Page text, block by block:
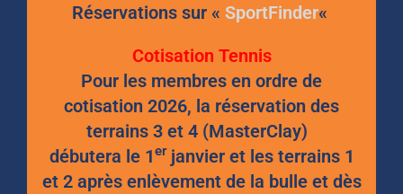
Réservations sur « SportFinder«
Cotisation Tennis
Pour les membres en ordre de
cotisation 2026, la réservation des
terrains 3 et 4 (MasterClay)
débutera le 1erjanvier et les terrains 1
et 2 après enlèvement de la bulle et dès